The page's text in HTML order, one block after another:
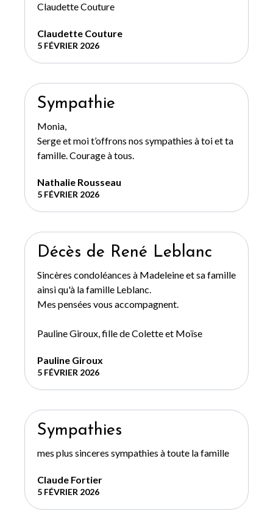
Claudette Couture
Claudette Couture
5 FÉVRIER 2026
Sympathie
Monia,
Serge et moi t’offrons nos sympathies à toi et ta
famille. Courage à tous.
Nathalie Rousseau
5 FÉVRIER 2026
Décès de René Leblanc
Sincères condoléances à Madeleine et sa famille
ainsi qu'à la famille Leblanc.
Mes pensées vous accompagnent.
Pauline Giroux, fille de Colette et Moïse
Pauline Giroux
5 FÉVRIER 2026
Sympathies
mes plus sinceres sympathies à toute la famille
Claude Fortier
5 FÉVRIER 2026